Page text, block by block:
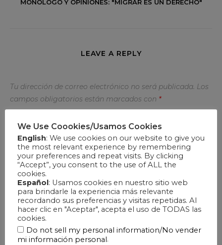
MONÓLOGO Y OPINIONES: "MIGRAR ES UN DERECHO"
LEAVE A REPLY
Tu dirección de correo electrónico no será publicada. Los
campos obligatorios están marcados con *
Nombre*
Correo electrónico*
Guardar mi nombre, correo electrónico y sitio web en
este navegador para la próxima vez que haga un
We Use Coookies/Usamos Cookies
English: We use cookies on our website to give you
the most relevant experience by remembering
your preferences and repeat visits. By clicking
“Accept”, you consent to the use of ALL the
cookies.
Español: Usamos cookies en nuestro sitio web
para brindarle la experiencia más relevante
recordando sus preferencias y visitas repetidas. Al
hacer clic en "Aceptar", acepta el uso de TODAS las
cookies.
Do not sell my personal information/No vender
mi información personal.